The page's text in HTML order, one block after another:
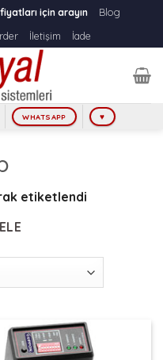
için arayın
Blog
İletişim İade
WHATSAPP ♥
etiketlendi